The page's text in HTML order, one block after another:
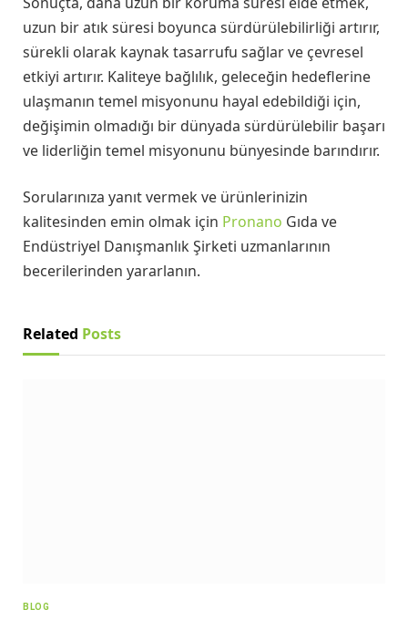
uzun bir atık süresi boyunca sürdürülebilirliği artırır,
sürekli olarak kaynak tasarrufu sağlar ve çevresel
etkiyi artırır. Kaliteye bağlılık, geleceğin hedeflerine
ulaşmanın temel misyonunu hayal edebildiği için,
değişimin olmadığı bir dünyada sürdürülebilir başarı
ve liderliğin temel misyonunu bünyesinde barındırır.
Sorularınıza yanıt vermek ve ürünlerinizin
kalitesinden emin olmak için Pronano Gıda ve
Endüstriyel Danışmanlık Şirketi uzmanlarının
becerilerinden yararlanın.
Related Posts
BLOG